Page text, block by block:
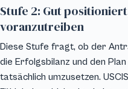
Stufe 2: Gut
voranzutreiben
Diese Stufe fragt, ob der
die Erfolgsbilanz und den
tatsächlich umzusetzen.